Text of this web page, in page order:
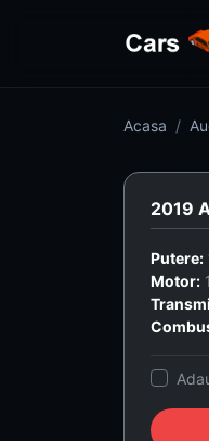
Acasa
Putere:
Motor: